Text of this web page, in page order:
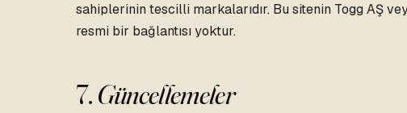
sahiplerinin tescilli markalarıdır. Bu sitenin Togg AŞ
resmi bir bağlantısı yoktur.
7.Güncellemeler